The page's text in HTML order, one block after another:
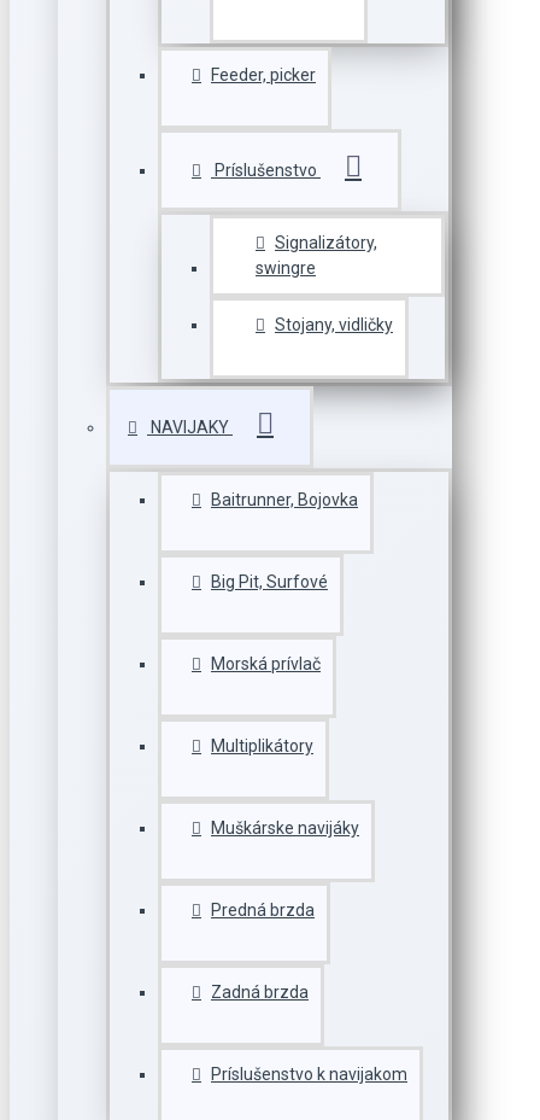
Feeder, picker
Príslušenstvo
Signalizátory,
swingre
Stojany, vidličky
NAVIJAKY
Baitrunner, Bojovka
Big Pit, Surfové
Morská prívlač
Multiplikátory
Muškárske navijáky
Predná brzda
Zadná brzda
Príslušenstvo k navijakom